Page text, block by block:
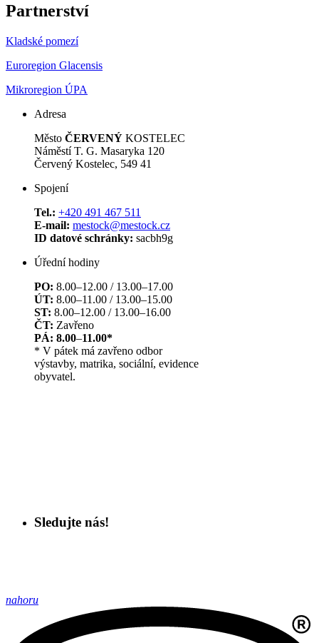
Partnerství
Kladské pomezí
Euroregion Glacensis
Mikroregion ÚPA
Adresa
Město ČERVENÝ KOSTELEC
Náměstí T. G. Masaryka 120
Červený Kostelec, 549 41
Spojení
Tel.: +420 491 467 511
E-mail: mestock@mestock.cz
ID datové schránky: sacbh9g
Úřední hodiny
PO: 8.00–12.00 / 13.00–17.00
ÚT: 8.00–11.00 / 13.00–15.00
ST: 8.00–12.00 / 13.00–16.00
ČT: Zavřeno
PÁ: 8.00–11.00*
* V pátek má zavřeno odbor
výstavby, matrika, sociální, evidence
obyvatel.
Sledujte nás!
nahoru